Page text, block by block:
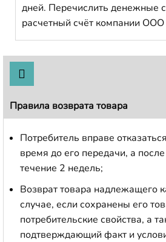
дней. Перечислить денежные
расчетный счёт компании
Правила возврата товара
Потребитель вправе
время до его передачи, а
течение 2 недель;
Возврат товара надлежащего
случае, если сохранены его
потребительские свойства, а
подтверждающий факт и